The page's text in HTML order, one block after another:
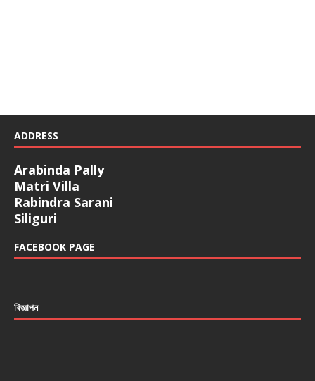
ADDRESS
Arabinda Pally
Matri Villa
Rabindra Sarani
Siliguri
FACEBOOK PAGE
বিজ্ঞাপন